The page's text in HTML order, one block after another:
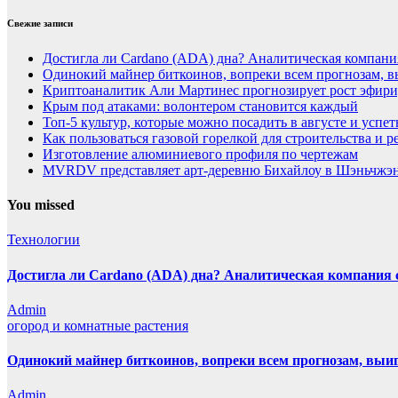
Свежие записи
Достигла ли Cardano (ADA) дна? Аналитическая
Одинокий майнер биткоинов, вопреки всем прогнозам,
Криптоаналитик Али Мартинес прогнозирует рост
Крым под атаками: волонтером становится каждый
Топ-5 культур, которые можно посадить в августе и
Как пользоваться газовой горелкой для строительства
Изготовление алюминиевого профиля по чертежам
MVRDV представляет арт-деревню Бихайлоу в
You missed
Технологии
Достигла ли Cardano (ADA) дна? Аналитическая
Admin
огород и комнатные растения
Одинокий майнер биткоинов, вопреки всем прогнозам,